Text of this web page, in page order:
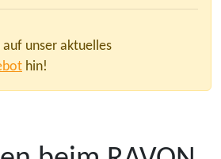
unser aktuelles
hin!